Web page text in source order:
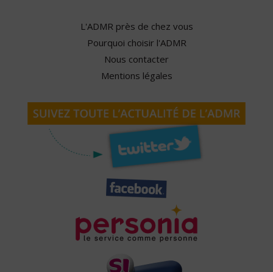
L'ADMR près de chez vous
Pourquoi choisir l'ADMR
Nous contacter
Mentions légales